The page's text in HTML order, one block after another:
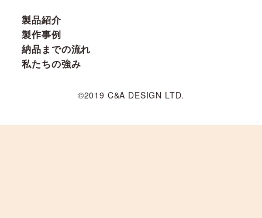
製品紹介
製作事例
納品までの流れ
私たちの強み
©2019 C&A DESIGN LTD.